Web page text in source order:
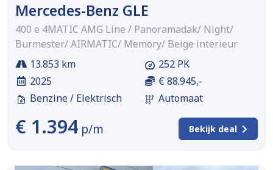
Mercedes-Benz GLE
400 e 4MATIC AMG Line / Panoramadak/ Night/
Burmester/ AIRMATIC/ Memory/ Beige interieur
13.853 km
2025
Benzine / Elektrisch
252 PK
€ 88.945,-
Automaat
€ 1.394 p/m Bekijk deal